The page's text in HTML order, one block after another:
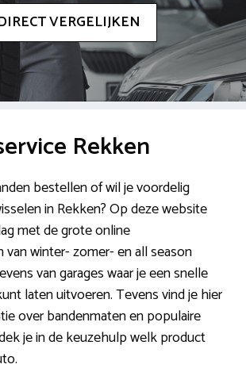
VERGELIJKEN
Rekken
bestellen of wil je voordelig
in Rekken? Op deze website
met de grote online
winter- zomer- en all season
van garages waar je een snelle
laten uitvoeren. Tevens vind je hier
over bandenmaten en populaire
je in de keuzehulp welk product